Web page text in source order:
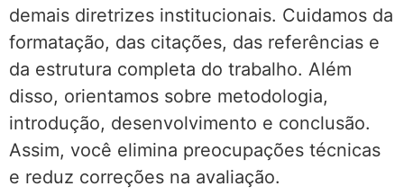
demais diretrizes institucionais. Cuidamos da
formatação, das citações, das referências e
da estrutura completa do trabalho. Além
disso, orientamos sobre metodologia,
introdução, desenvolvimento e conclusão.
Assim, você elimina preocupações técnicas
e reduz correções na avaliação.